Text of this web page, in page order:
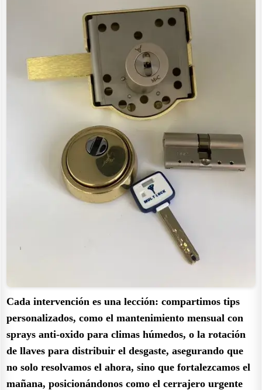
Cada intervención es una lección: compartimos tips
personalizados, como el mantenimiento mensual con
sprays anti-oxido para climas húmedos, o la rotación
de llaves para distribuir el desgaste, asegurando que
no solo resolvamos el ahora, sino que fortalezcamos el
mañana, posicionándonos como el cerrajero urgente